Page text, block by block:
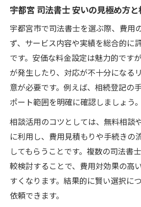
宇都宮 司法書士 安いの見極め方
宇都宮市で司法書士を選ぶ際、費用
ず、サービス内容や実績を総合的に
です。安価な料金設定は魅力的です
が発生したり、対応が不十分になる
意が必要です。例えば、相続登記の
ポート範囲を明確に確認しましょう。
相談活用のコツとしては、無料相談
に利用し、費用見積もりや手続きの
してもらうことです。複数の司法書
較検討することで、費用対効果の高
すくなります。結果的に賢い選択に
依頼できます。